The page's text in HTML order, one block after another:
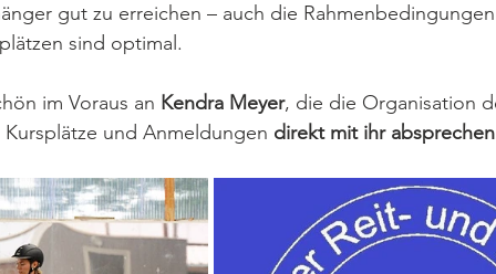
gut zu erreichen – auch die
sind optimal.
im Voraus an Kendra Meyer, die die Organisation
und Anmeldungen direkt mit ihr absprechen